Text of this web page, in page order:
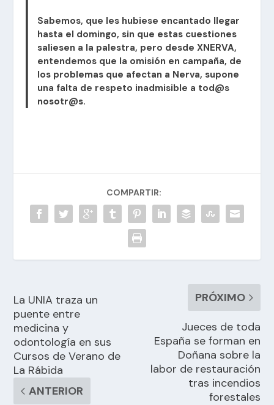
Sabemos, que les hubiese encantado llegar
hasta el domingo, sin que estas cuestiones
saliesen a la palestra, pero desde XNERVA,
entendemos que la omisión en campaña, de
los problemas que afectan a Nerva, supone
una falta de respeto inadmisible a tod@s
nosotr@s.
COMPARTIR:
La UNIA traza un
puente entre
medicina y
odontología en sus
Cursos de Verano de
La Rábida
ANTERIOR
PRÓXIMO
Jueces de toda
España se forman en
Doñana sobre la
labor de restauración
tras incendios
forestales